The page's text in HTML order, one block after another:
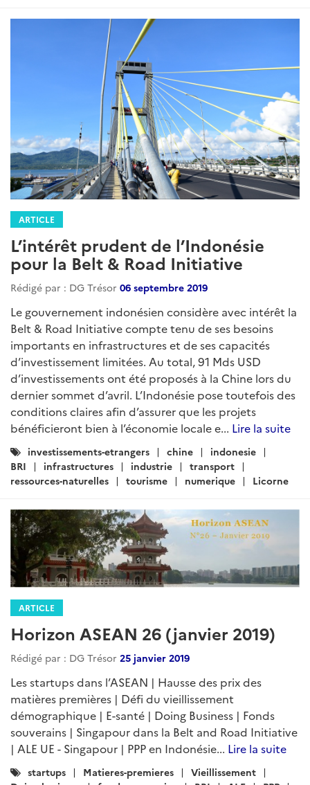
ARTICLE
L’intérêt prudent de l’Indonésie
pour la Belt & Road Initiative
Rédigé par : DG Trésor 06 septembre 2019
Le gouvernement indonésien considère avec intérêt la
Belt & Road Initiative compte tenu de ses besoins
importants en infrastructures et de ses capacités
d’investissement limitées. Au total, 91 Mds USD
d’investissements ont été proposés à la Chine lors du
dernier sommet d’avril. L’Indonésie pose toutefois des
conditions claires afin d’assurer que les projets
bénéficieront bien à l’économie locale e... Lire la suite
Catégories
:
investissements-etrangers chine
indonesie
BRI
infrastructures industrie
transport
ressources-naturelles
tourisme numerique Licorne
ARTICLE
Horizon ASEAN 26 (janvier 2019)
Rédigé par : DG Trésor 25 janvier 2019
Les startups dans l’ASEAN | Hausse des prix des
matières premières | Défi du vieillissement
démographique | E-santé | Doing Business | Fonds
souverains | Singapour dans la Belt and Road Initiative
| ALE UE - Singapour | PPP en Indonésie... Lire la suite
Catégories
startups Matieres-premieres
Vieillissement